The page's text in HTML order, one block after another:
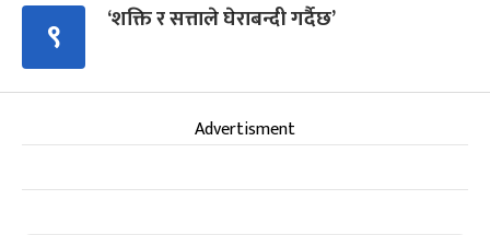
९ ‘शक्ति र सत्ताले घेराबन्दी गर्दैछ’
Advertisment